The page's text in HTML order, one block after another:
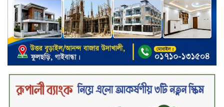
৮ ব্র্যান্ডের ফর্সাকারী ক্রিমে বিপজ্জনক
মাত্রায় মার্কারি, সতর্ক করল বিএসটিআই
জুলাই গণঅভ্যুত্থান ছিল সর্বস্তরের
মানুষের আন্দোলন: মুহাম্মদ ইউনূস